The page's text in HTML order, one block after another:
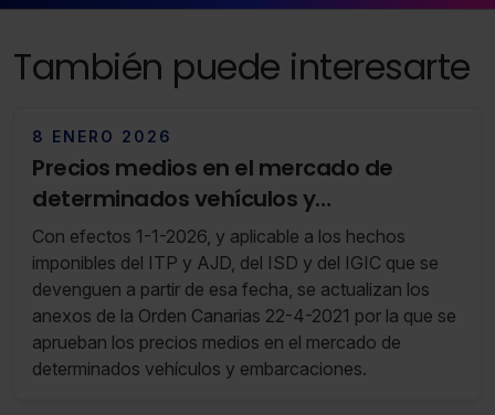
También puede interesarte
8 ENERO 2026
Precios medios en el mercado de
determinados vehículos y
embarcaciones en Canarias (RF 01/26
30 de Diciembre de 2025 al 05 de Enero
de 2026)
Con efectos 1-1-2026, y aplicable a los hechos
imponibles del ITP y AJD, del ISD y del IGIC que se
devenguen a partir de esa fecha, se actualizan los
anexos de la Orden Canarias 22-4-2021 por la que se
aprueban los precios medios en el mercado de
determinados vehículos y embarcaciones.